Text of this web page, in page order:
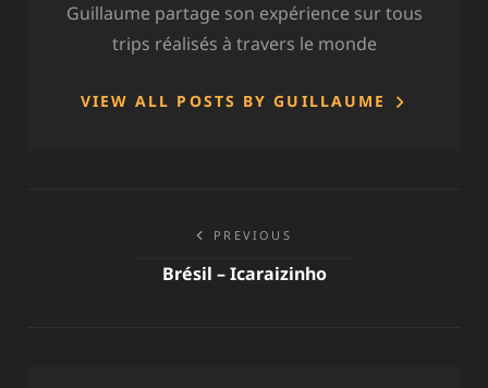
Guillaume partage son expérience sur tous
trips réalisés à travers le monde
VIEW ALL POSTS BY GUILLAUME
NavigationPREVIOUS
Brésil – Icaraizinho